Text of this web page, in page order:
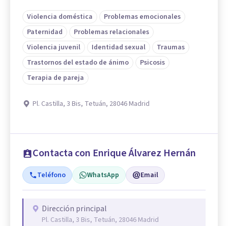
Violencia doméstica
Problemas emocionales
Paternidad
Problemas relacionales
Violencia juvenil
Identidad sexual
Traumas
Trastornos del estado de ánimo
Psicosis
Terapia de pareja
Pl. Castilla, 3 Bis, Tetuán, 28046 Madrid
Contacta con Enrique Álvarez Hernán
Teléfono WhatsApp Email
Dirección principal
Pl. Castilla, 3 Bis, Tetuán, 28046 Madrid